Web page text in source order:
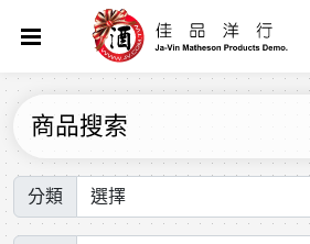
商品搜索
分類